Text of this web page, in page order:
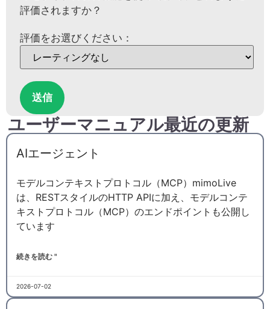
評価されますか？
評価をお選びください：
送信
ユーザーマニュアル最近の更新
AIエージェント
モデルコンテキストプロトコル（MCP）mimoLive
は、RESTスタイルのHTTP APIに加え、モデルコンテ
キストプロトコル（MCP）のエンドポイントも公開し
ています
続きを読む "
2026-07-02